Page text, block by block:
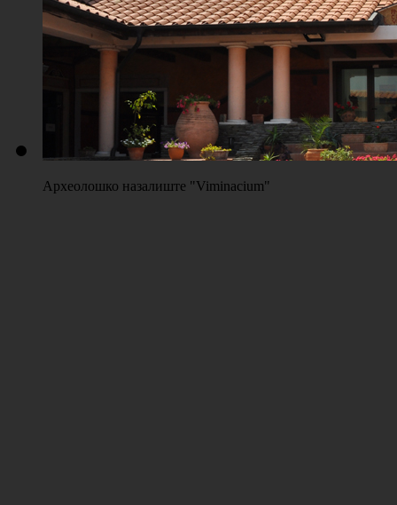
Археолошко назалиште "Viminacium"